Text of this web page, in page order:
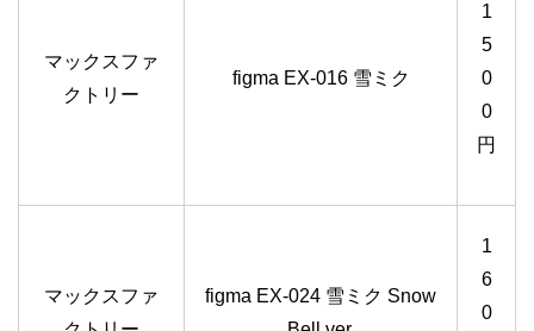
マックスファ
クトリー
figma EX-016 雪ミク
1
5
0
0
円
マックスファ
figma EX-024 雪ミク Snow
1
6
0